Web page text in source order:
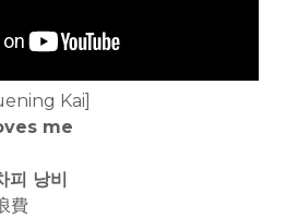
Kai]
me
낭비
費